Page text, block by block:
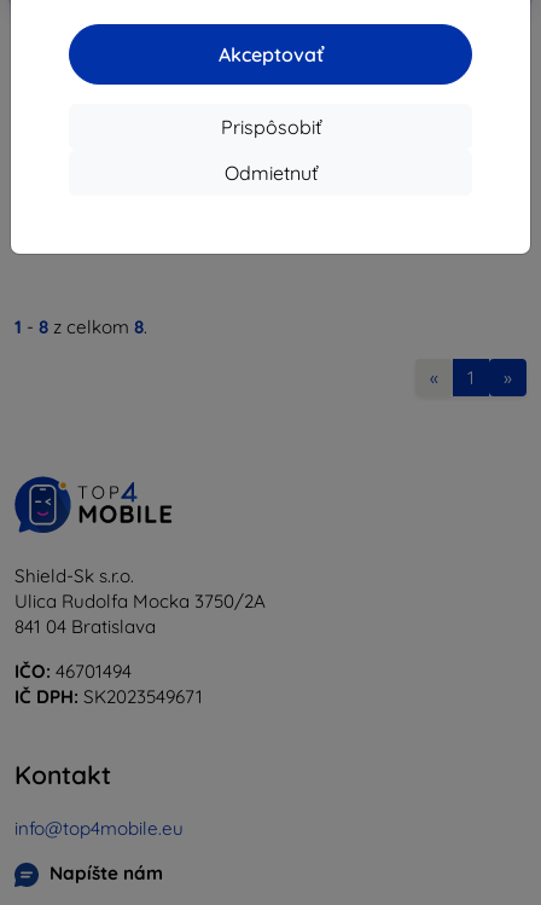
Akceptovať
Prispôsobiť
Odmietnuť
Nastaviteľný magnetický držiak
Sunnylife s rýchloupínacím
21,89 €
Kovový rám Telesin pre DJI
Action 2 (OA-FMS-003)
1 - 8 z celkom 8.
« 1 »
Shield-Sk s.r.o.
Ulica Rudolfa Mocka 3750/2A
841 04 Bratislava
IČO: 46701494
IČ DPH: SK2023549671
Kontakt
info@top4mobile.eu
Napíšte nám